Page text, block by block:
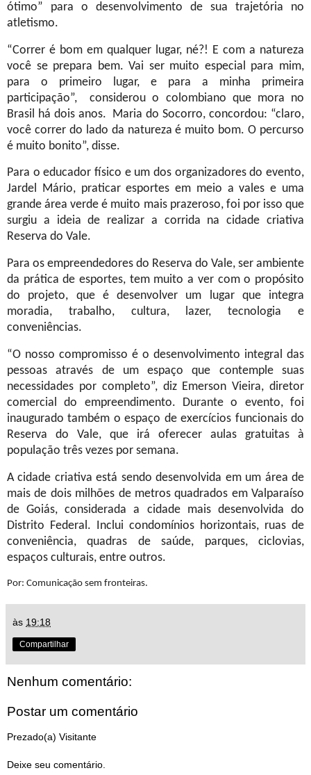
ótimo” para o desenvolvimento de sua trajetória no
atletismo.
“Correr é bom em qualquer lugar, né?! E com a natureza
você se prepara bem. Vai ser muito especial para mim,
para o primeiro lugar, e para a minha primeira
participação”, considerou o colombiano que mora no
Brasil há dois anos. Maria do Socorro, concordou: “claro,
você correr do lado da natureza é muito bom. O percurso
é muito bonito”, disse.
Para o educador físico e um dos organizadores do evento,
Jardel Mário, praticar esportes em meio a vales e uma
grande área verde é muito mais prazeroso, foi por isso que
surgiu a ideia de realizar a corrida na cidade criativa
Reserva do Vale.
Para os empreendedores do Reserva do Vale, ser ambiente
da prática de esportes, tem muito a ver com o propósito
do projeto, que é desenvolver um lugar que integra
moradia, trabalho, cultura, lazer, tecnologia e
conveniências.
“O nosso compromisso é o desenvolvimento integral das
pessoas através de um espaço que contemple suas
necessidades por completo”, diz Emerson Vieira, diretor
comercial do empreendimento. Durante o evento, foi
inaugurado também o espaço de exercícios funcionais do
Reserva do Vale, que irá oferecer aulas gratuitas à
população três vezes por semana.
A cidade criativa está sendo desenvolvida em um área de
mais de dois milhões de metros quadrados em Valparaíso
de Goiás, considerada a cidade mais desenvolvida do
Distrito Federal. Inclui condomínios horizontais, ruas de
conveniência, quadras de saúde, parques, ciclovias,
espaços culturais, entre outros.
Por: Comunicação sem fronteiras.
às 19:18
Compartilhar
Nenhum comentário:
Postar um comentário
Prezado(a) Visitante
Deixe seu comentário.